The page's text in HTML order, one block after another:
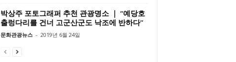
박상주 포토그래퍼 추천 관광명소 ｜ “예당호
출렁다리를 건너 고군산군도 낙조에 반하다”
문화관광뉴스 - 2019년 6월 24일